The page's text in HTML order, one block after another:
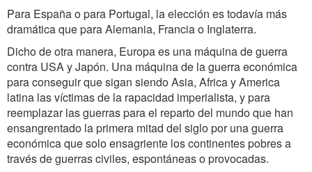
Para España o para Portugal, la elección es todavía más
dramática que para Alemania, Francia o Inglaterra.
Dicho de otra manera, Europa es una máquina de guerra
contra USA y Japón. Una máquina de la guerra económica
para conseguir que sigan siendo Asia, Africa y America
latina las víctimas de la rapacidad imperialista, y para
reemplazar las guerras para el reparto del mundo que han
ensangrentado la primera mitad del siglo por una guerra
económica que solo ensagriente los continentes pobres a
través de guerras civiles, espontáneas o provocadas.